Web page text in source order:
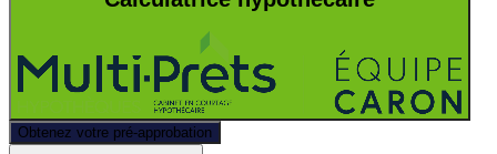
Obtenez votre pré-approbation